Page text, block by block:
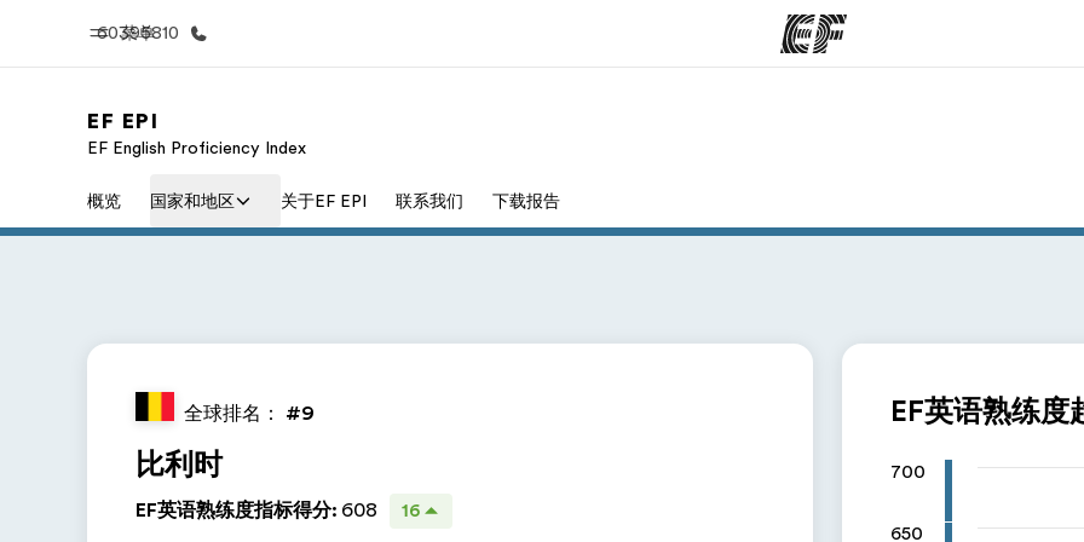
菜单
60395810
欢迎来到英孚教育 查看所有英孚提供的课程
EF EPI
EF English Proficiency Index
概览 国家和地区 关于EF EPI 联系我们 下载报告
全球排名： #9
比利时
EF英语熟练度指标得分: 608 16
EF英语熟练度
700
650